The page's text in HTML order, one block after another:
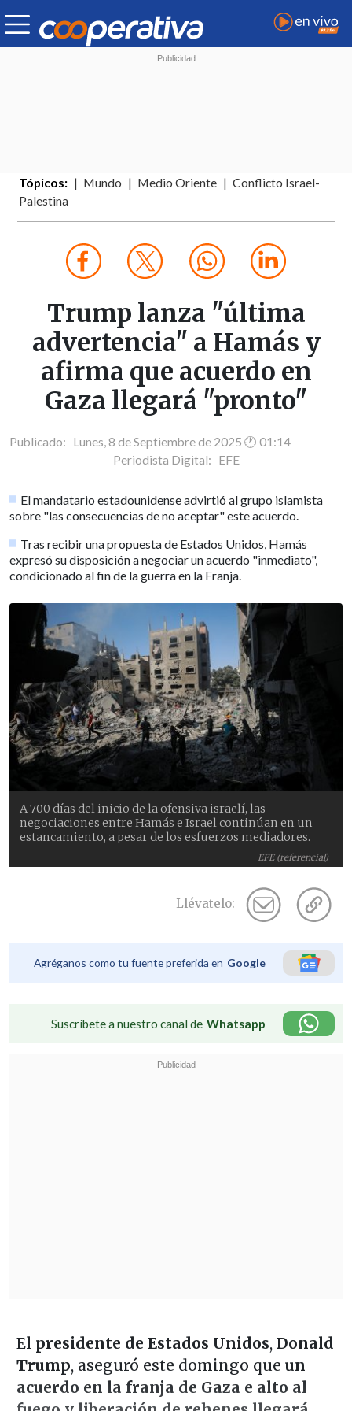
Tópicos: Mundo Medio Oriente
Conflicto Israel-
Palestina
Trump lanza "última
advertencia" a Hamás y
afirma que acuerdo en
Gaza llegará "pronto"
Publicado: Lunes, 8 de Septiembre de 2025 🕐 01:14
Periodista Digital: EFE
El mandatario estadounidense advirtió al grupo islamista
sobre "las consecuencias de no aceptar" este acuerdo.
Tras recibir una propuesta de Estados Unidos, Hamás
expresó su disposición a negociar un acuerdo "inmediato",
condicionado al fin de la guerra en la Franja.
EFE (referencial)
A 700 días del inicio de la ofensiva israelí, las
negociaciones entre Hamás e Israel continúan en un
estancamiento, a pesar de los esfuerzos mediadores.
Llévatelo:
Agréganos como tu fuente preferida en Google
Suscríbete a nuestro canal de Whatsapp
El presidente de Estados Unidos,Donald
Trump, aseguró este domingo que un
acuerdo en la franja de Gaza e alto al